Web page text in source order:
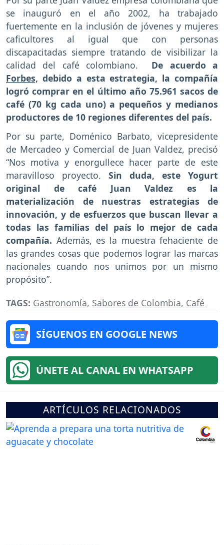
se inauguró en el año 2002, ha trabajado
fuertemente en la inclusión de jóvenes y mujeres
caficultores al igual que con personas
discapacitadas siempre tratando de visibilizar la
calidad del café colombiano.
De acuerdo a
Forbes, debido a esta estrategia, la compañía
logró comprar en el último año 75.961 sacos de
café (70 kg cada uno) a pequeños y medianos
productores de 10 regiones diferentes del país.
Por su parte, Doménico Barbato, vicepresidente
de Mercadeo y Comercial de Juan Valdez, precisó
“Nos motiva y enorgullece hacer parte de este
maravilloso proyecto. Sin duda, este Yogurt
original de café Juan Valdez es la
materialización de nuestras estrategias de
innovación, y de esfuerzos que buscan llevar a
todas las familias del país lo mejor de cada
compañía. Además, es la muestra fehaciente de
las grandes cosas que podemos lograr las marcas
nacionales cuando nos unimos por un mismo
propósito”.
TAGS: Gastronomía, Sabores de Colombia, Café
SÍGUENOS EN GOOGLE NEWS
ÚNETE AL CANAL EN WHATSAPP
ARTÍCULOS RELACIONADOS